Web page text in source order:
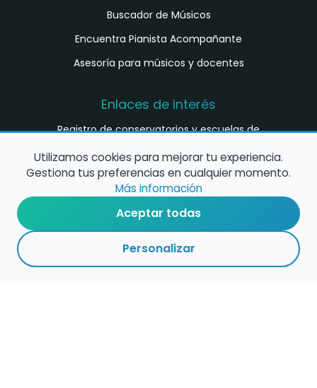
Buscador de Músicos
Encuentra Pianista Acompañante
Asesoría para músicos y docentes
Enlaces de interés
Registro de conservatorios y escuelas de
Configura alertas de empleo
Contacta con nosotros
Utilizamos cookies para mejorar tu experiencia.
Gestiona tus preferencias en cualquier momento.
Más información
Aceptar todas
Personalizar